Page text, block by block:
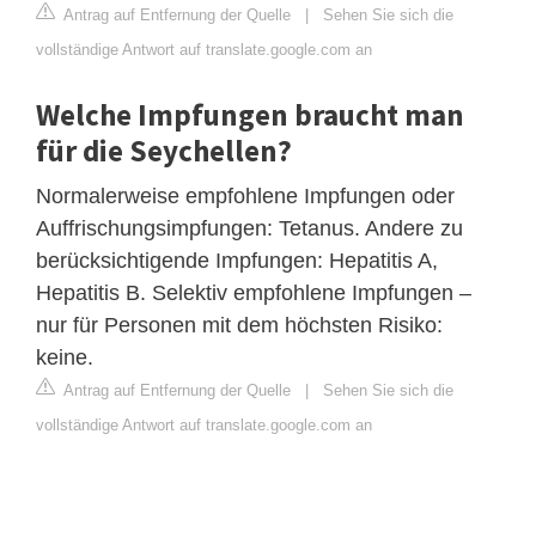
Antrag auf Entfernung der Quelle | Sehen Sie sich die
vollständige Antwort auf translate.google.com an
Welche Impfungen braucht man
für die Seychellen?
Normalerweise empfohlene Impfungen oder
Auffrischungsimpfungen: Tetanus. Andere zu
berücksichtigende Impfungen: Hepatitis A,
Hepatitis B. Selektiv empfohlene Impfungen –
nur für Personen mit dem höchsten Risiko:
keine.
Antrag auf Entfernung der Quelle | Sehen Sie sich die
vollständige Antwort auf translate.google.com an